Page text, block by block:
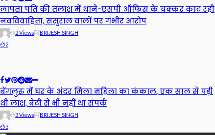
लापता पति की तलाश में थाने-एसपी ऑफिस के चक्कर काट रही
नवविवाहिता, ससुराल वालों पर गंभीर आरोप
2 Views
BRIJESH SINGH
2
बेंगलुरु में घर के अंदर मिला महिला का कंकाल, एक साल से पड़ी
थी लाश, बेटी से भी नहीं था संपर्क
3 Views
BRIJESH SINGH
3